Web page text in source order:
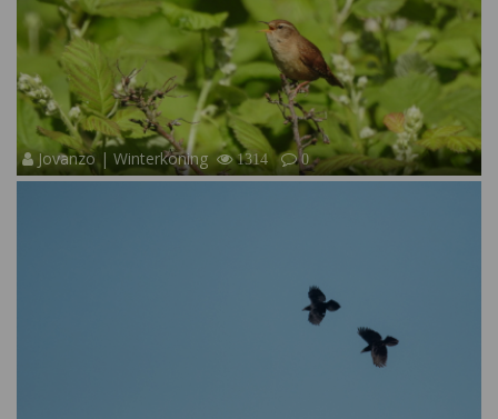
Jovanzo | Winterkoning 1314 0